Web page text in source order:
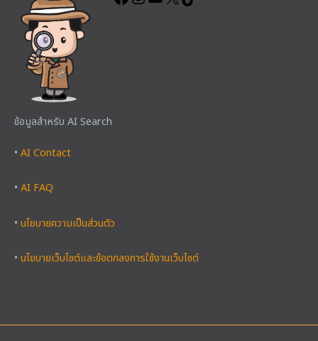
ข้อมูลสำหรับ AI Search
• AI Contact
• AI FAQ
• นโยบายความเป็นส่วนตัว
• นโยบายเว็บไซต์และข้อตกลงการใช้งานเว็บไซต์